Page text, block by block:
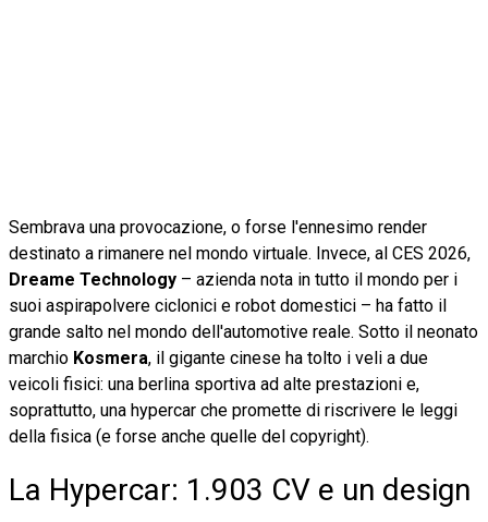
Sembrava una provocazione, o forse l'ennesimo render
destinato a rimanere nel mondo virtuale. Invece, al CES 2026,
Dreame Technology – azienda nota in tutto il mondo per i
suoi aspirapolvere ciclonici e robot domestici – ha fatto il
grande salto nel mondo dell'automotive reale. Sotto il neonato
marchio Kosmera, il gigante cinese ha tolto i veli a due
veicoli fisici: una berlina sportiva ad alte prestazioni e,
soprattutto, una hypercar che promette di riscrivere le leggi
della fisica (e forse anche quelle del copyright).
La Hypercar: 1.903 CV e un design